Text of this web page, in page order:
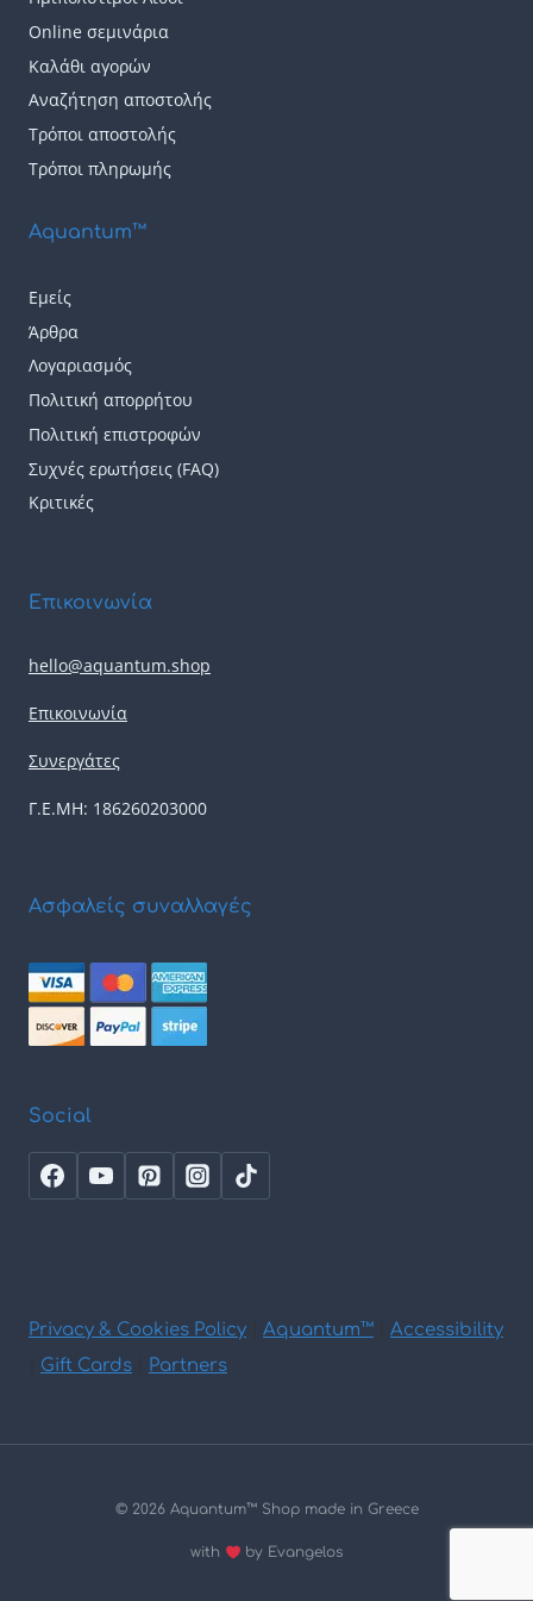
μπορούν
να
επιλεγούν
στη
σελίδα
Online σεμινάρια
Καλάθι αγορών
Αναζήτηση αποστολής
Τρόποι αποστολής
Τρόποι πληρωμής
Aquantum™
Εμείς
Άρθρα
Λογαριασμός
Πολιτική απορρήτου
Πολιτική επιστροφών
Συχνές ερωτήσεις (FAQ)
Κριτικές
Επικοινωνία
hello@aquantum.shop
Επικοινωνία
Συνεργάτες
Γ.Ε.ΜΗ: 186260203000
Ασφαλείς συναλλαγές
Social
Privacy & Cookies Policy Aquantum™
Accessibility
Gift Cards Partners
© 2026 Aquantum™Shop made in Greece
with by Evangelos